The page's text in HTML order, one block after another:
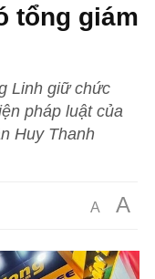
tổng giám
Linh giữ chức
pháp luật của
Huy Thanh
A A